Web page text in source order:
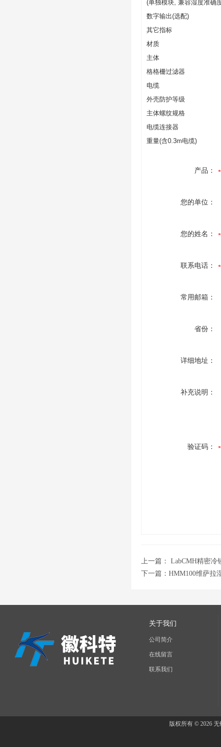
(单独模块, 兼容湿度准确
数字输出(选配)
其它指标
材质
主体
格格栅过滤器
电缆
外壳防护等级
主体螺纹规格
电缆连接器
重量(含0.3m电缆)
产品：
您的单位：
您的姓名：
联系电话：
常用邮箱：
省份：
详细地址：
补充说明：
验证码：
上一篇： LabCMH精密冷
下一篇： HMM100维萨拉
关于我们
公司简介
在线留言
联系我们
版权所有 © 2026